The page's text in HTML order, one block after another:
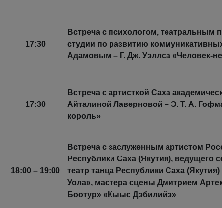
17:30
Встреча с психологом, театральным
студии по развитию
Адамовым – Г. Дж. Уэллса «Человек-
17:30
Встреча с артисткой Саха
Айталиной Лаверновой – Э. Т. А.
король»
18:00 – 19:00
Встреча с заслуженным артистом
Республики Саха (Якутия), ведущего
театр танца Республики Саха
Уола», мастера сцены Дмитрием
Боотур» «Кыыс Дэбилийэ»